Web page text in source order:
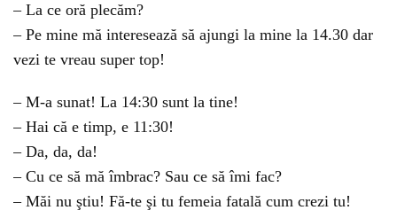
– La ce oră plecăm?
– Pe mine mă interesează să ajungi la mine la 14.30 dar
vezi te vreau super top!
– M-a sunat! La 14:30 sunt la tine!
– Hai că e timp, e 11:30!
– Da, da, da!
– Cu ce să mă îmbrac? Sau ce să îmi fac?
– Măi nu ştiu! Fă-te şi tu femeia fatală cum crezi tu!